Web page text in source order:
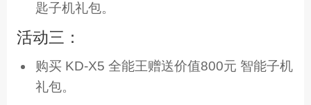
匙子机礼包。
活动三：
购买 KD-X5 全能王赠送价值800元 智能子机
礼包。